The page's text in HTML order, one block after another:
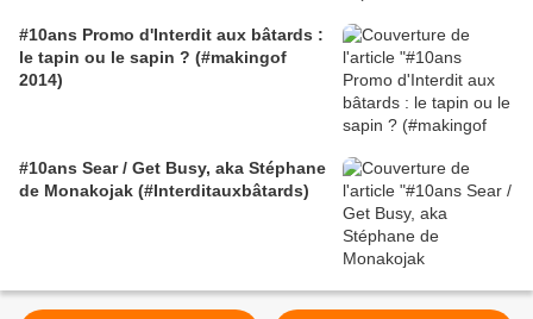
#10ans Promo d'Interdit aux bâtards :
le tapin ou le sapin ? (#makingof
2014)
#10ans Sear / Get Busy, aka Stéphane
de Monakojak (#Interditauxbâtards)